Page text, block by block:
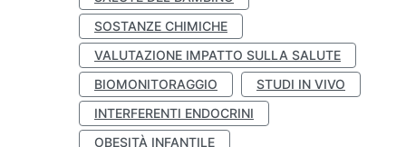
SOSTANZE CHIMICHE
VALUTAZIONE IMPATTO SULLA SALUTE
BIOMONITORAGGIO
STUDI IN VIVO
INTERFERENTI ENDOCRINI
OBESITÀ INFANTILE